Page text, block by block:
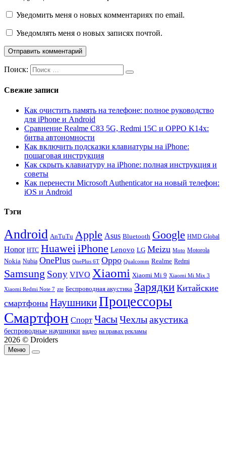
Уведомить меня о новых комментариях по email.
Уведомлять меня о новых записях почтой.
Поиск:
Свежие записи
Как очистить память на телефоне: полное руководство
для iPhone и Android
Сравнение Realme C83 5G, Redmi 15C и OPPO K14x:
битва автономности
Как включить подсказки клавиатуры на iPhone:
пошаговая инструкция
Как скрыть клавиатуру на iPhone: полная инструкция и
советы
Как перенести Microsoft Authenticator на новый телефон:
iOS и Android
Тэги
Android AnTuTu Apple Asus Bluetooth Google HMD Global
Honor HTC HuaweiiPhone Lenovo LG Meizu Moto Motorola
Nokia Nubia OnePlus OnePlus 6T Oppo Qualcomm Realme Redmi
Samsung Sony VIVO Xiaomi Xiaomi Mi 9 Xiaomi Mi Mix 3
Xiaomi Redmi Note 7 zte Беспроводная акустика Зарядки Китайские
смартфоны НаушникиПроцессоры
Смартфон Спорт ЧасыЧехлыакустика
беспроводные наушники видео на правах рекламы
2026 © Droiders
Меню